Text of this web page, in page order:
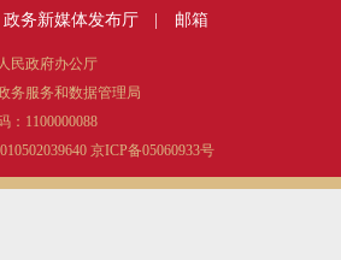
政务新媒体发布厅 邮箱
民政府办公厅
务服务和数据管理局
：1100000088
京ICP备05060933号